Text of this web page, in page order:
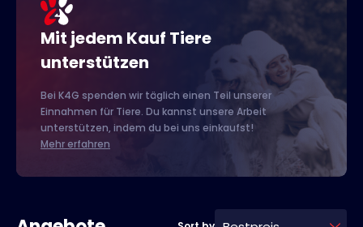
Mit jedem Kauf Tiere
unterstützen
Bei K4G spenden wir täglich einen Teil unserer
Einnahmen für Tiere. Du kannst unsere Arbeit
unterstützen, indem du bei uns einkaufst!
Mehr erfahren